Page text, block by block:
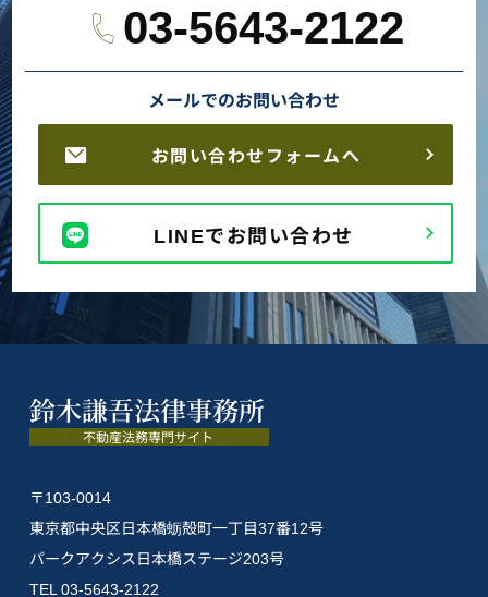
03-5643-2122
メールでのお問い合わせ
お問い合わせフォームへ
LINEでお問い合わせ
〒103-0014
東京都中央区日本橋蛎殻町一丁目37番12号
パークアクシス日本橋ステージ203号
TEL 03-5643-2122